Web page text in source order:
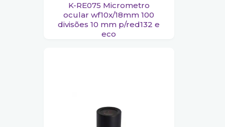
K-RE075 Micrometro
ocular wf10x/18mm 100
divisões 10 mm p/red132 e
eco